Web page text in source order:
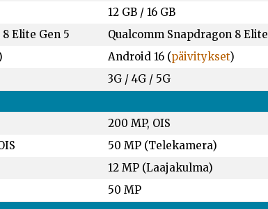
12 GB/ 16 GB
Elite Gen 5 Qualcomm Snapdragon 8 Elite
Android 16 (päivitykset)
3G / 4G / 5G
200 MP, OIS
50 MP (Telekamera)
12 MP (Laajakulma)
50 MP